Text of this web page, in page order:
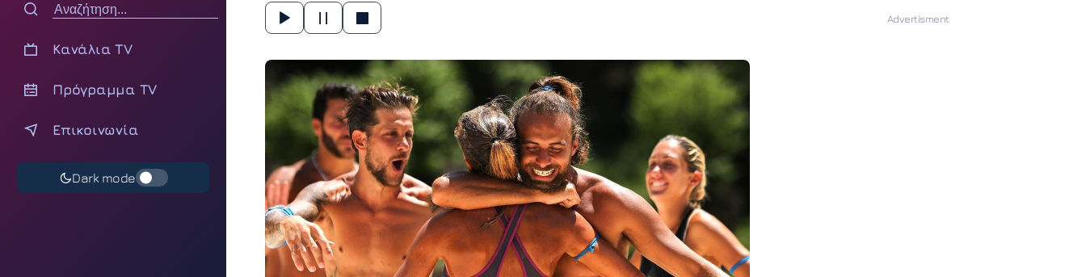
Κανάλια TV
Πρόγραμμα TV
Επικοινωνία
Dark mode